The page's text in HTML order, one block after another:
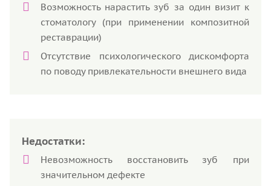
Возможность нарастить зуб за один визит к
стоматологу (при применении композитной
реставрации)
Отсутствие психологического дискомфорта
по поводу привлекательности внешнего вида
Недостатки:
Невозможность восстановить зуб при
значительном дефекте